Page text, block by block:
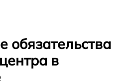
обязательства
в